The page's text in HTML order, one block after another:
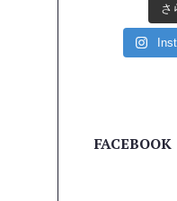
さ
FACEBOOK